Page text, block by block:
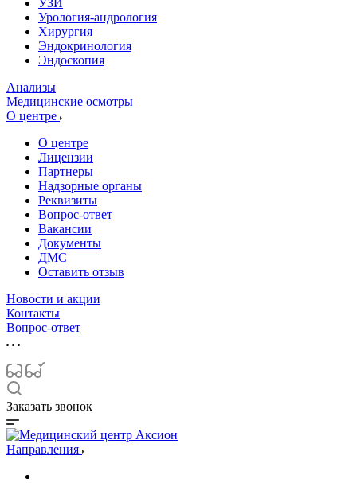
УЗИ
Урология-андрология
Хирургия
Эндокринология
Эндоскопия
Анализы
Медицинские осмотры
О центре
О центре
Лицензии
Партнеры
Надзорные органы
Реквизиты
Вопрос-ответ
Вакансии
Документы
ДМС
Оставить отзыв
Новости и акции
Контакты
Вопрос-ответ
Заказать звонок
Направления